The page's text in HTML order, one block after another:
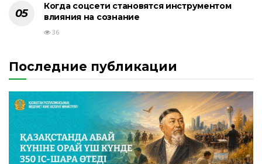
Когда соцсети становятся инструментом
влияния на сознание
36
Последние публикации